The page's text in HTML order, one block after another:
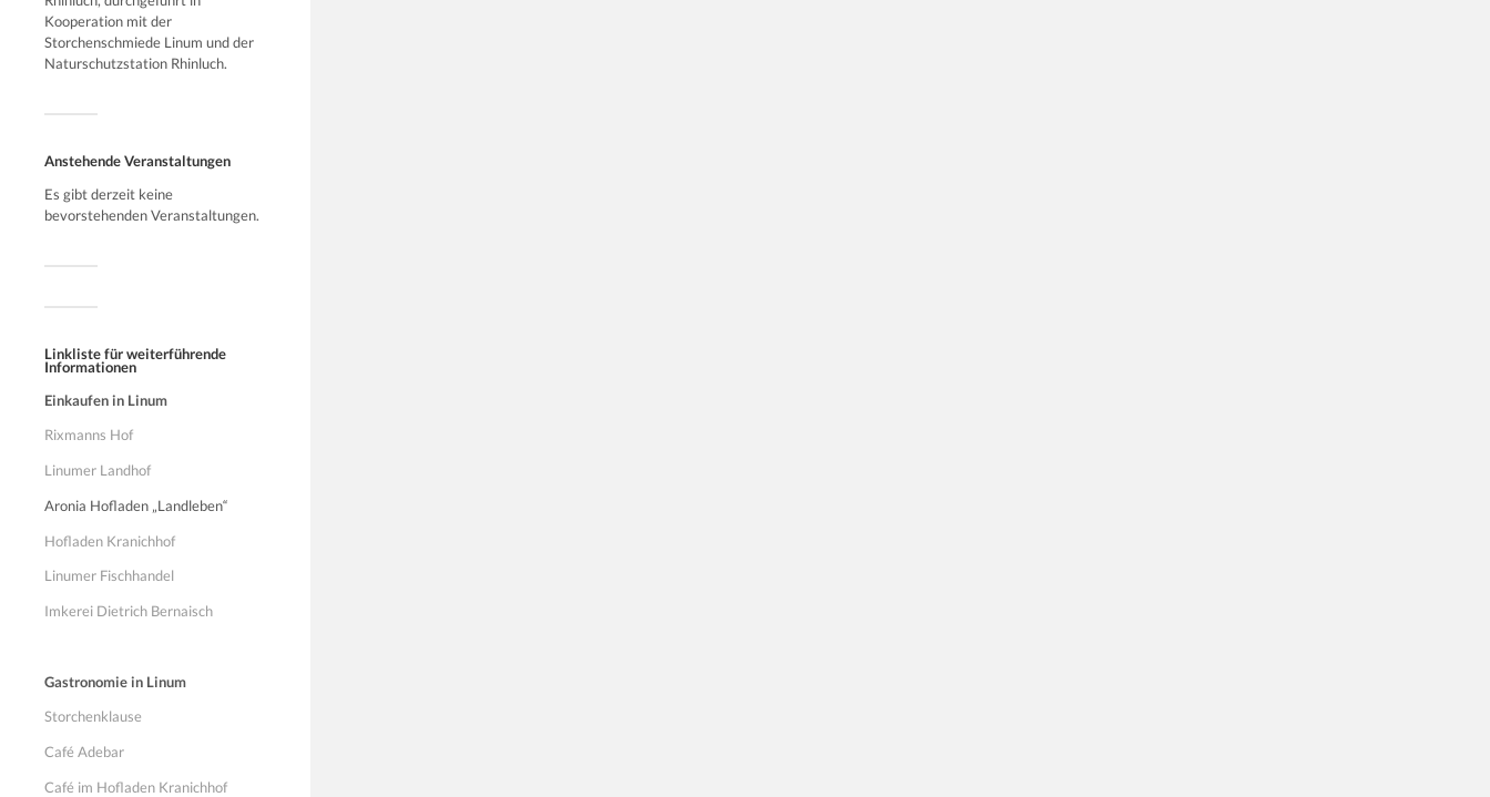
Kooperation mit der
Storchenschmiede Linum und der
Naturschutzstation Rhinluch.
Anstehende Veranstaltungen
Es gibt derzeit keine
bevorstehenden Veranstaltungen.
Linkliste für weiterführende
Informationen
Einkaufen in Linum
Rixmanns Hof
Linumer Landhof
Aronia Hofladen „Landleben“
Hofladen Kranichhof
Linumer Fischhandel
Imkerei Dietrich Bernaisch
Gastronomie in Linum
Storchenklause
Café Adebar
Café im Hofladen Kranichhof